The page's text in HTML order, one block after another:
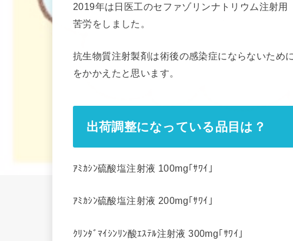
2019年は日医工のセファゾリンナトリウム注射
苦労をしました。
抗生物質注射製剤は術後の感染症にならないため
をかかえたと思います。
出荷調整になっている品目は？
ｱﾐｶｼﾝ硫酸塩注射液 100mg｢ｻﾜｲ｣
ｱﾐｶｼﾝ硫酸塩注射液 200mg｢ｻﾜｲ｣
ｸﾘﾝﾀﾞﾏｲｼﾝﾘﾝ酸ｴｽﾃﾙ注射液 300mg｢ｻﾜｲ｣